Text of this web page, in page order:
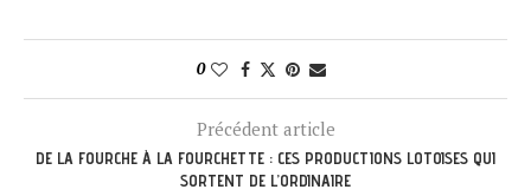
0
Précédent article
DE LA FOURCHE À LA FOURCHETTE : CES PRODUCTIONS LOTOISES QUI
SORTENT DE L’ORDINAIRE